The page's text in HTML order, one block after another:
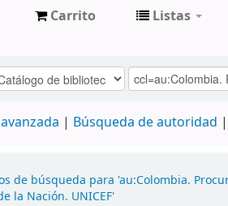
Carrito Listas
Búsqueda de autoridad
de búsqueda para 'au:Colombia.
la Nación. UNICEF'